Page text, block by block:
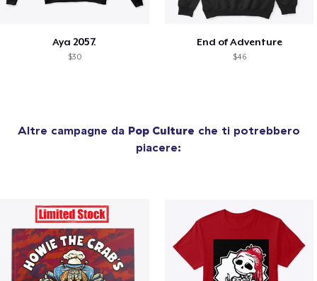
Aya 2057.
$30
End of Adventure
$46
Altre campagne da Pop Culture che ti potrebbero
piacere: